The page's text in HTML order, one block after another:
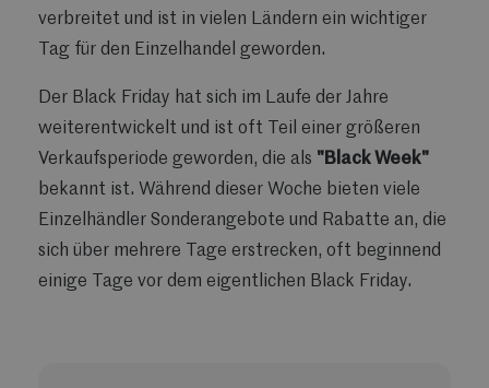
verbreitet und ist in vielen Ländern ein wichtiger
Tag für den Einzelhandel geworden.
Der Black Friday hat sich im Laufe der Jahre
weiterentwickelt und ist oft Teil einer größeren
Verkaufsperiode geworden, die als "Black Week"
bekannt ist. Während dieser Woche bieten viele
Einzelhändler Sonderangebote und Rabatte an, die
sich über mehrere Tage erstrecken, oft beginnend
einige Tage vor dem eigentlichen Black Friday.